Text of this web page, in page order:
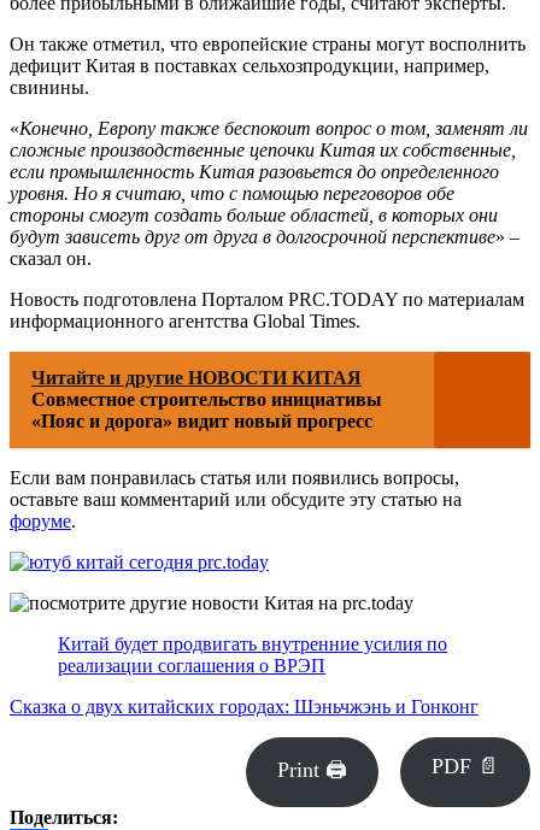
Он также отметил, что европейские страны могут восполнить
дефицит Китая в поставках сельхозпродукции, например,
свинины.
«Конечно, Европу также беспокоит вопрос о том, заменят ли
сложные производственные цепочки Китая их собственные,
если промышленность Китая разовьется до определенного
уровня. Но я считаю, что с помощью переговоров обе
стороны смогут создать больше областей, в которых они
будут зависеть друг от друга в долгосрочной перспективе» –
сказал он.
Новость подготовлена Порталом PRC.TODAY по материалам
информационного агентства Global Times.
Читайте и другие НОВОСТИ КИТАЯ
Совместное строительство инициативы
«Пояс и дорога» видит новый прогресс
Если вам понравилась статья или появились вопросы,
оставьте ваш комментарий или обсудите эту статью на
форуме.
Китай будет продвигать внутренние усилия по
реализации соглашения о ВРЭП
Сказка о двух китайских городах: Шэньчжэнь и Гонконг
Print 🖨 PDF 📄
Поделиться: